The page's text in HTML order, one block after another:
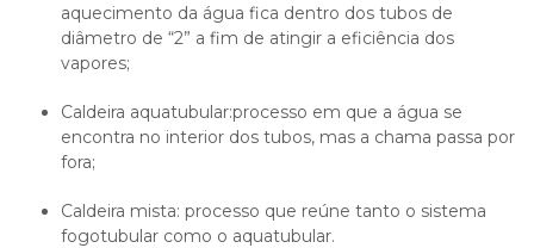
aquecimento da água fica dentro dos tubos de
diâmetro de “2” a fim de atingir a eficiência dos
vapores;
Caldeira aquatubular:processo em que a água se
encontra no interior dos tubos, mas a chama passa por
fora;
Caldeira mista: processo que reúne tanto o sistema
fogotubular como o aquatubular.